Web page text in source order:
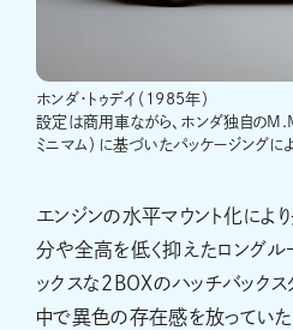
ホンダ・トゥデイ（1985年）
設定は商用車ながら、ホンダ独自のM.M
ミニマム）に基づいたパッケージング
エンジンの水平マウント化によ
分や全高を低く抑えたロングル
ックスな2BOXのハッチバック
中で異色の存在感を放っていた